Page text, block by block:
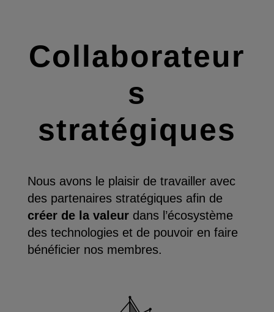
Collaborateur
s
stratégiques
Nous avons le plaisir de travailler avec
des partenaires stratégiques afin de
créer de la valeurdans l’écosystème
des technologies et de pouvoir en faire
bénéficier nos membres.